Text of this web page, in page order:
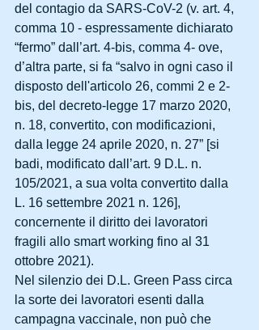
del contagio da SARS-CoV-2 (v. art. 4,
comma 10 - espressamente dichiarato
“fermo” dall’art. 4-bis, comma 4- ove,
d’altra parte, si fa “salvo in ogni caso il
disposto dell'articolo 26, commi 2 e 2-
bis, del decreto-legge 17 marzo 2020,
n. 18, convertito, con modificazioni,
dalla legge 24 aprile 2020, n. 27” [si
badi, modificato dall’art. 9 D.L. n.
105/2021, a sua volta convertito dalla
L. 16 settembre 2021 n. 126],
concernente il diritto dei lavoratori
fragili allo smart working fino al 31
ottobre 2021).
Nel silenzio dei D.L. Green Pass circa
la sorte dei lavoratori esenti dalla
campagna vaccinale, non può che